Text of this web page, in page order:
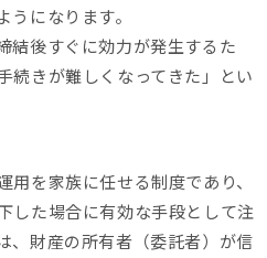
になります。
結後すぐに効力が発生するた
続きが難しくなってきた」とい
を家族に任せる制度であり、
した場合に有効な手段として注
、財産の所有者（委託者）が信